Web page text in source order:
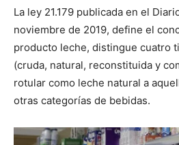
La ley 21.179 publicada en el
noviembre de 2019, define el
producto leche, distingue cuatro
(cruda, natural, reconstituida y
rotular como leche natural a
otras categorías de bebidas.